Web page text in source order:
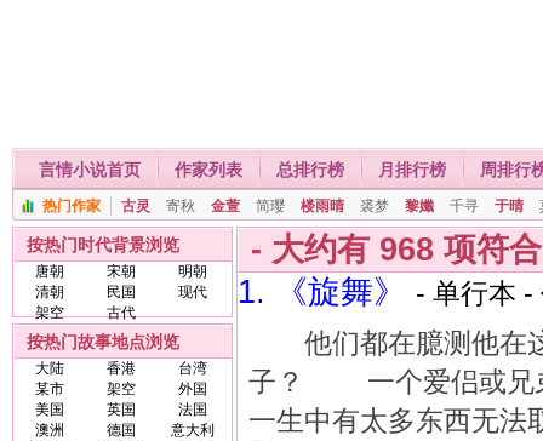
言情小说首页 作家列表 总排行榜 月排行榜 周排行
热门作家 古灵 寄秋 金萱 简璎 楼雨晴 裘梦 黎孅 千寻 于晴
按热门时代背景浏览
唐朝 宋朝
明朝
清朝
民国
现代
架空
古代
按热门故事地点浏览
大陆 香港
台湾
某市
架空
外国
美国
英国
法国
澳洲
德国
意大利
- 大约有 968 项符
1. 《旋舞》
- 单行本
他们都在臆测他在
子？ 一个爱侣或兄
一生中有太多东西